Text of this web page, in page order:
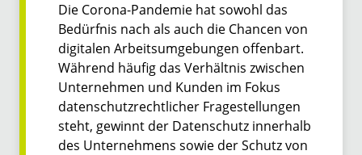
Die Corona-Pandemie hat sowohl das
Bedürfnis nach als auch die Chancen von
digitalen Arbeitsumgebungen offenbart.
Während häufig das Verhältnis zwischen
Unternehmen und Kunden im Fokus
datenschutzrechtlicher Fragestellungen
steht, gewinnt der Datenschutz innerhalb
des Unternehmens sowie der Schutz von